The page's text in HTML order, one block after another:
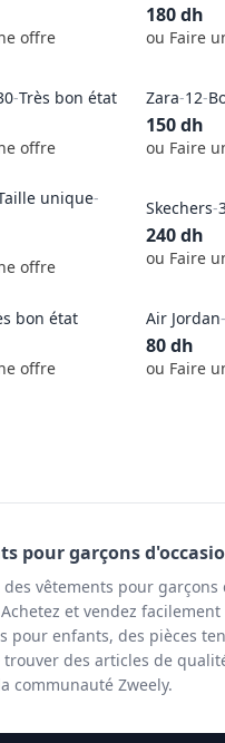
offre
180dh
ou Faire
-Très bon état
offre
Zara-12-
150dh
ou Faire
unique-
offre
Skechers-
240dh
ou Faire
bon état
offre
Air Jordan-
80dh
ou Faire
pour garçons
des vêtements pour
et vendez
pour enfants, des pièces
des articles de
communauté Zweely.